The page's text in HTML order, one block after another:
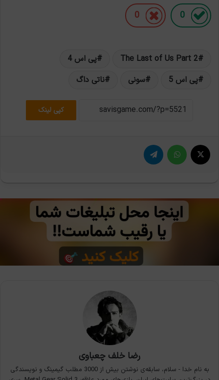
0
0
The Last of Us Part 2
پی اس 4
پی اس 5
سونی ناتی داگ
کپی لینک
رضا خلف چعباوی
به نام خدا - سلام، سابقه‌ی نوشتن بیش از 3000 مطلب گیمینگ و نویسندگی